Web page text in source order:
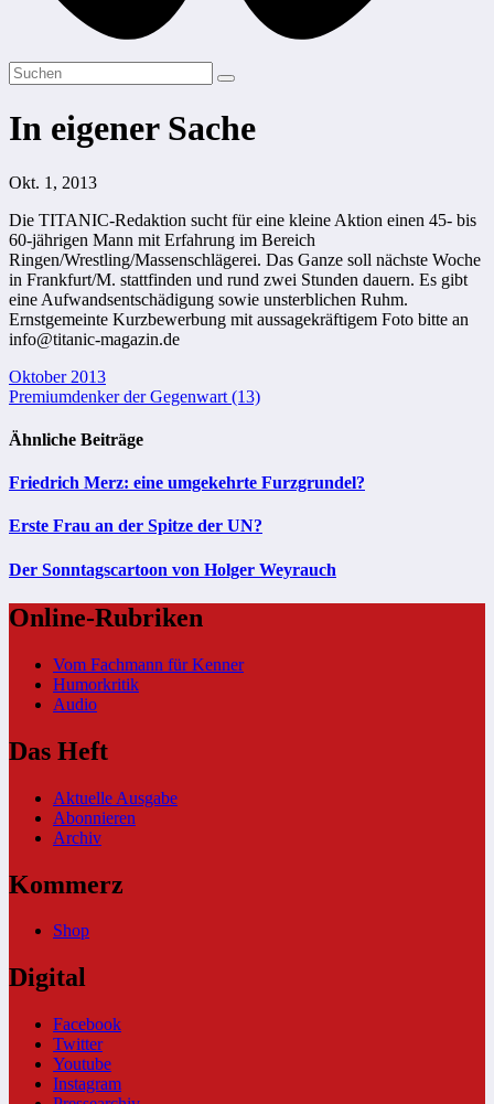
In eigener Sache
Okt. 1, 2013
Die TITANIC-Redaktion sucht für eine kleine Aktion einen 45- bis
60-jährigen Mann mit Erfahrung im Bereich
Ringen/Wrestling/Massenschlägerei. Das Ganze soll nächste Woche
in Frankfurt/M. stattfinden und rund zwei Stunden dauern. Es gibt
eine Aufwandsentschädigung sowie unsterblichen Ruhm.
Ernstgemeinte Kurzbewerbung mit aussagekräftigem Foto bitte an
info@titanic-magazin.de
Beitragsnavigation
Oktober 2013
Premiumdenker der Gegenwart (13)
Ähnliche Beiträge
Friedrich Merz: eine umgekehrte Furzgrundel?
Erste Frau an der Spitze der UN?
Der Sonntagscartoon von Holger Weyrauch
Online-Rubriken
Vom Fachmann für Kenner
Humorkritik
Audio
Das Heft
Aktuelle Ausgabe
Abonnieren
Archiv
Kommerz
Shop
Digital
Facebook
Twitter
Youtube
Instagram